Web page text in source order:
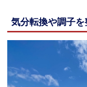
気分転換や調子を